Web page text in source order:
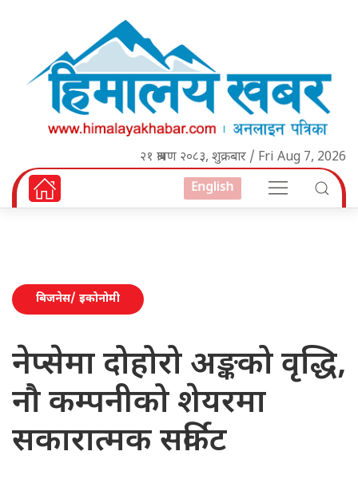
२१ श्रावण २०८३, शुक्रबार / Fri Aug 7, 2026
English
बिजनेस/ इकोनोमी
नेप्सेमा दोहोरो अङ्कको वृद्धि,
नौ कम्पनीको शेयरमा
सकारात्मक सर्किट